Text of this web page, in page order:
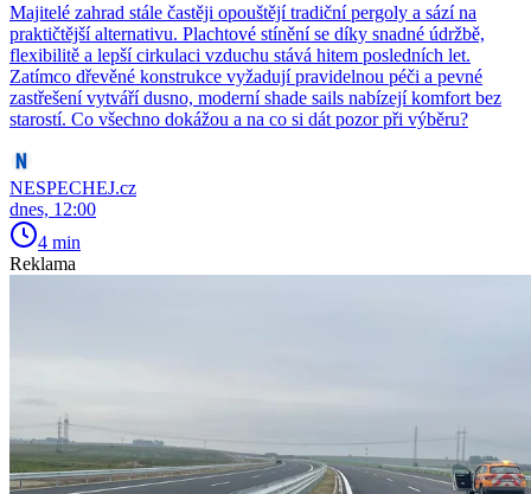
Majitelé zahrad stále častěji opouštějí tradiční pergoly a sází na
praktičtější alternativu. Plachtové stínění se díky snadné údržbě,
flexibilitě a lepší cirkulaci vzduchu stává hitem posledních let.
Zatímco dřevěné konstrukce vyžadují pravidelnou péči a pevné
zastřešení vytváří dusno, moderní shade sails nabízejí komfort bez
starostí. Co všechno dokážou a na co si dát pozor při výběru?
NESPECHEJ.cz
dnes, 12:00
4 min
Reklama